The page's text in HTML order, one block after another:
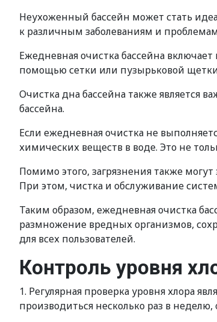
Неухоженный бассейн может стать
к различным заболеваниям и
Ежедневная очистка бассейна
помощью сетки или пузырьковой
Очистка дна бассейна также является
бассейна.
Если ежедневная очистка не
химических веществ в воде. Это не
Помимо этого, загрязнения также
При этом, чистка и обслуживание
Таким образом, ежедневная очистка
размножение вредных организмов,
для всех пользователей.
Контроль уровня
1. Регулярная проверка уровня хлора
производиться несколько раз в